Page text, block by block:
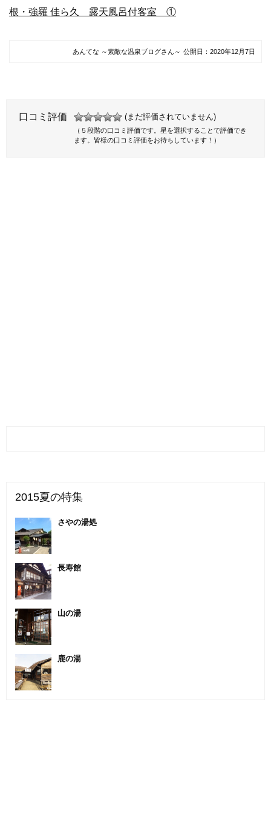
根・強羅 佳ら久 露天風呂付客室 ①
あんてな ～素敵な温泉ブログさん～ 公開日： 2020年12月7日
口コミ評価 (まだ評価されていません)
（５段階の口コミ評価です。星を選択することで評価でき
ます。皆様の口コミ評価をお待ちしています！）
2015夏の特集
さやの湯処
長寿館
山の湯
鹿の湯